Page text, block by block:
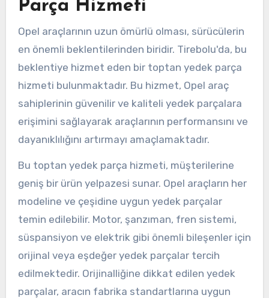
Parça Hizmeti
Opel araçlarının uzun ömürlü olması, sürücülerin
en önemli beklentilerinden biridir. Tirebolu'da, bu
beklentiye hizmet eden bir toptan yedek parça
hizmeti bulunmaktadır. Bu hizmet, Opel araç
sahiplerinin güvenilir ve kaliteli yedek parçalara
erişimini sağlayarak araçlarının performansını ve
dayanıklılığını artırmayı amaçlamaktadır.
Bu toptan yedek parça hizmeti, müşterilerine
geniş bir ürün yelpazesi sunar. Opel araçların her
modeline ve çeşidine uygun yedek parçalar
temin edilebilir. Motor, şanzıman, fren sistemi,
süspansiyon ve elektrik gibi önemli bileşenler için
orijinal veya eşdeğer yedek parçalar tercih
edilmektedir. Orijinalliğine dikkat edilen yedek
parçalar, aracın fabrika standartlarına uygun